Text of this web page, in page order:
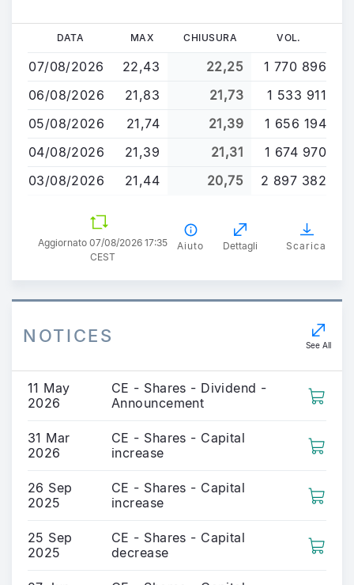
contenuto
principale
DATA MAX CHIUSURA VOL.
07/08/2026 22,43 22,25
1 770 896
06/08/2026
21,83 21,73
1 533 911
05/08/2026
21,74 21,39
1 656 194
04/08/2026
21,39 21,31
1 674 970
03/08/2026
21,44 20,75 2 897 382
Aggiornato 07/08/2026 17:35
CEST
Aiuto Dettagli Scarica
NOTICES See All
11 May
2026
CE - Shares - Dividend -
Announcement
31 Mar
2026
CE - Shares - Capital
increase
26 Sep
2025
CE - Shares - Capital
increase
25 Sep
2025
CE - Shares - Capital
decrease